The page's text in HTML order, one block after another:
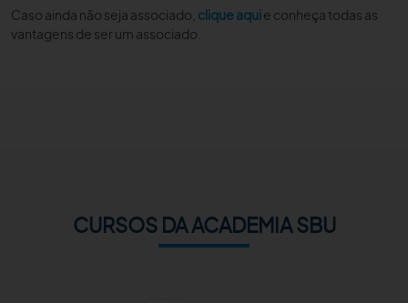
EDUCAÇÃO CONTINUADA
Caso ainda não seja associado, clique aquie conheça todas as
vantagens de ser um associado.
CURSOS DA ACADEMIA SBU